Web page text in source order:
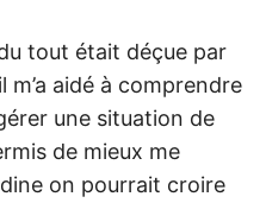
tout était déçue par
aidé à comprendre
une situation de
de mieux me
on pourrait croire